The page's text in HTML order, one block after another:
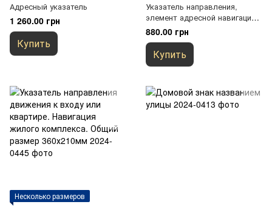
Адресный указатель
1 260.00 грн
Купить
Указатель направления,
элемент адресной навигации,
общий размер 360х210мм
880.00 грн
Купить
Несколько размеров